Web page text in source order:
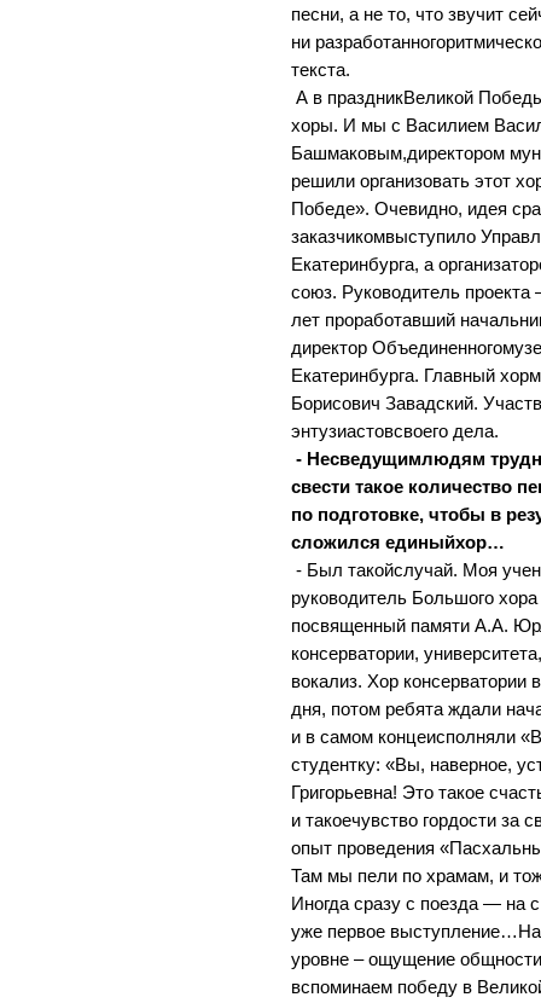
песни, а не то, что звучит
ни
текста.
А в праздникВеликой
хоры. И мы с Василием
Башмаковым,директором
решили организовать этот
Победе». Очевидно, идея
заказчикомвыступило
Екатеринбурга, а
союз. Руководитель
лет проработавший
директор
Екатеринбурга. Главный
Борисович Завадский.
энтузиастовсвоего дела.
- Несведущимлюдям
свести такое количество
по подготовке, чтобы в
сложился единыйхор…
- Был такойслучай. Моя
руководитель Большого
посвященный памяти А.А.
консерватории,
вокализ. Хор консерватории
дня, потом ребята ждали
и в самом концеисполняли
студентку: «Вы, наверное,
Григорьевна! Это такое
и такоечувство гордости
опыт проведения
Там мы пели по храмам, и
Иногда сразу с поезда — на
уже первое
уровне – ощущение
вспоминаем победу в